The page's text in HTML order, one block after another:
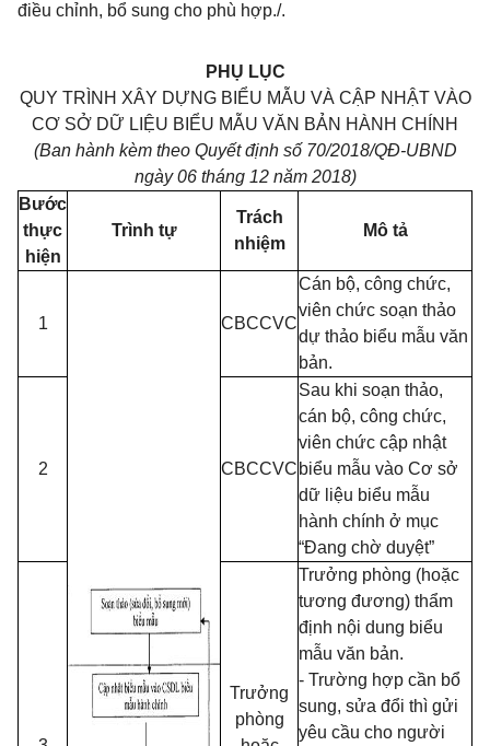
điều chỉnh, bổ sung cho phù hợp./.
PHỤ LỤC
QUY TRÌNH XÂY DỰNG BIỂU MẪU VÀ CẬP NHẬT VÀO
CƠ SỞ DỮ LIỆU BIỂU MẪU VĂN BẢN HÀNH CHÍNH
(Ban hành kèm theo Quyết định số 70/2018/QĐ-UBND
ngày 06 tháng 12 năm 2018)
Bước
thực
hiện
Trình tự
Trách
nhiệm
Mô tả
1 CBCCVC
Cán bộ, công chức,
viên chức soạn thảo
dự thảo biểu mẫu văn
bản.
2 CBCCVC
Sau khi soạn thảo,
cán bộ, công chức,
viên chức cập nhật
biểu mẫu vào Cơ sở
dữ liệu biểu mẫu
hành chính ở mục
“Đang chờ duyệt”
Trưởng
phòng
Trưởng phòng (hoặc
tương đương) thẩm
định nội dung biểu
mẫu văn bản.
- Trường hợp cần bổ
sung, sửa đổi thì gửi
yêu cầu cho người